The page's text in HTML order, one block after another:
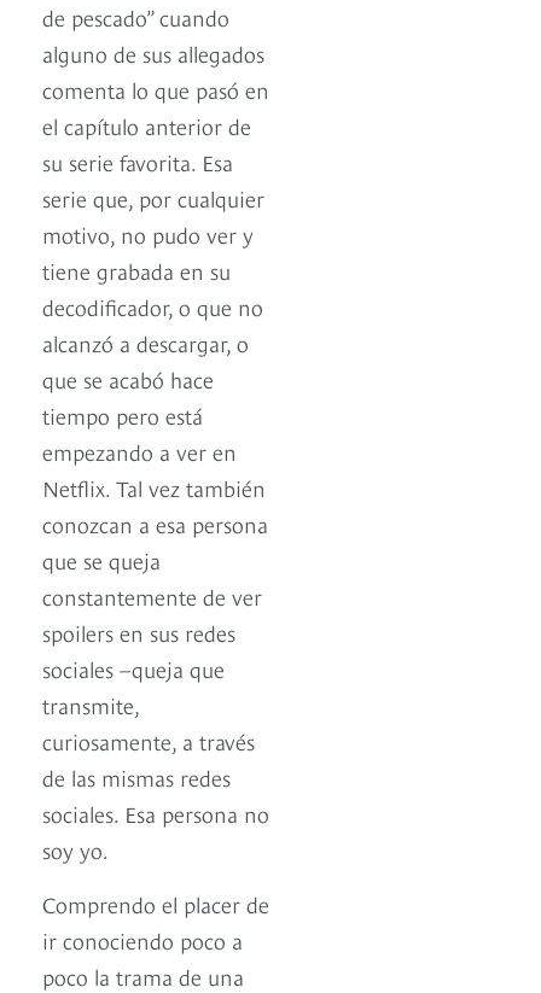
de pescado” cuando
alguno de sus allegados
comenta lo que pasó en
el capítulo anterior de
su serie favorita. Esa
serie que, por cualquier
motivo, no pudo ver y
tiene grabada en su
decodificador, o que no
alcanzó a descargar, o
que se acabó hace
tiempo pero está
empezando a ver en
Netflix. Tal vez también
conozcan a esa persona
que se queja
constantemente de ver
spoilers en sus redes
sociales –queja que
transmite,
curiosamente, a través
de las mismas redes
sociales. Esa persona no
soy yo.
Comprendo el placer de
ir conociendo poco a
poco la trama de una